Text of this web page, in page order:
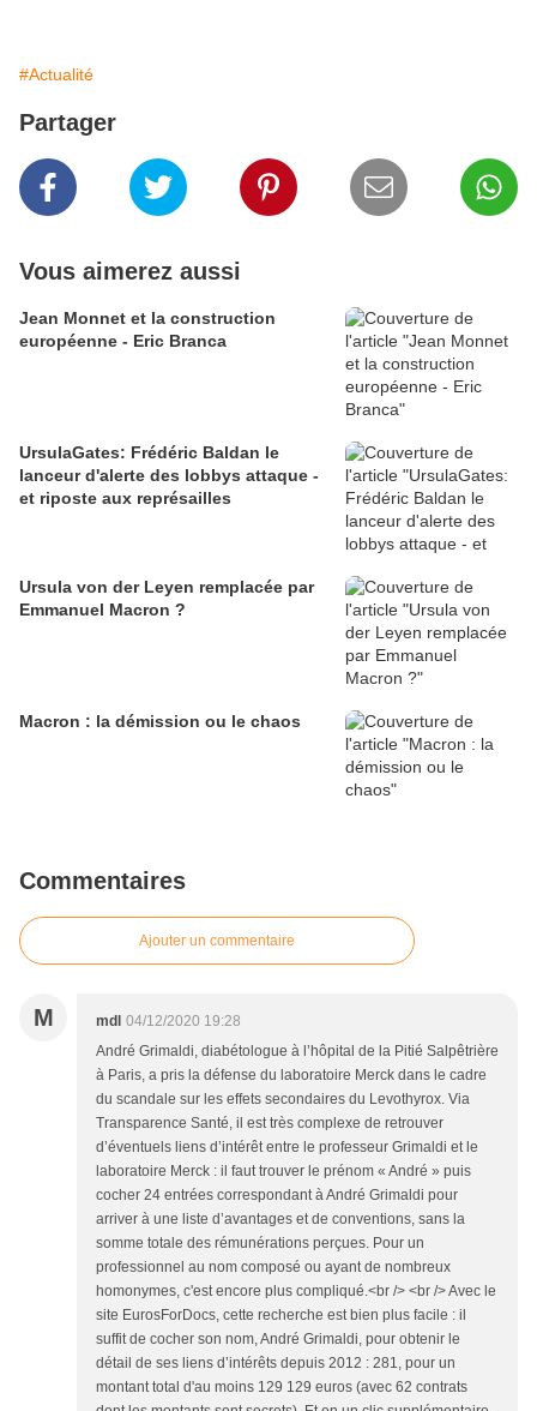
#Actualité
Partager
Vous aimerez aussi
Jean Monnet et la construction
européenne - Eric Branca
UrsulaGates: Frédéric Baldan le
lanceur d'alerte des lobbys attaque -
et riposte aux représailles
Ursula von der Leyen remplacée par
Emmanuel Macron ?
Macron : la démission ou le chaos
Commentaires
Ajouter un commentaire
M mdl
04/12/2020 19:28
André Grimaldi, diabétologue à l’hôpital de la Pitié Salpêtrière
à Paris, a pris la défense du laboratoire Merck dans le cadre
du scandale sur les effets secondaires du Levothyrox. Via
Transparence Santé, il est très complexe de retrouver
d’éventuels liens d’intérêt entre le professeur Grimaldi et le
laboratoire Merck : il faut trouver le prénom « André » puis
cocher 24 entrées correspondant à André Grimaldi pour
arriver à une liste d’avantages et de conventions, sans la
somme totale des rémunérations perçues. Pour un
professionnel au nom composé ou ayant de nombreux
homonymes, c'est encore plus compliqué.<br /> <br /> Avec le
site EurosForDocs, cette recherche est bien plus facile : il
suffit de cocher son nom, André Grimaldi, pour obtenir le
détail de ses liens d’intérêts depuis 2012 : 281, pour un
montant total d'au moins 129 129 euros (avec 62 contrats